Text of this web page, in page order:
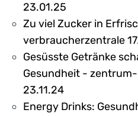
23.01.25
Zu viel Zucker in
verbraucherzentrale
Gesüsste Getränke
Gesundheit -
23.11.24
Energy Drinks: